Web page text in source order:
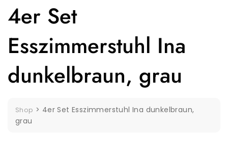
4er Set
Esszimmerstuhl Ina
dunkelbraun, grau
Shop > 4er Set Esszimmerstuhl Ina dunkelbraun,
grau